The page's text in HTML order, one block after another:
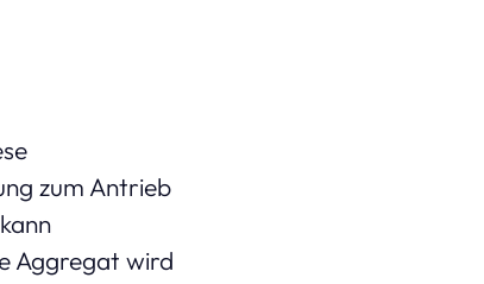
zum Antrieb
Aggregat wird